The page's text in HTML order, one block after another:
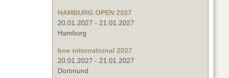
HAMBURG OPEN 2027
20.01.2027 - 21.01.2027
Hamburg
boe international 2027
20.01.2027 - 21.01.2027
Dortmund